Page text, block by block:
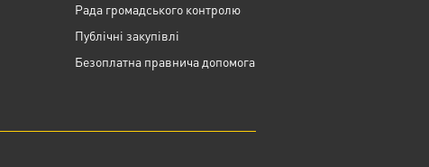
Рада громадського контролю
Публічні закупівлі
Безоплатна правнича допомога